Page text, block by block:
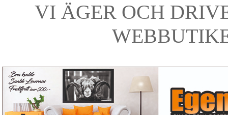
VI ÄGER OCH